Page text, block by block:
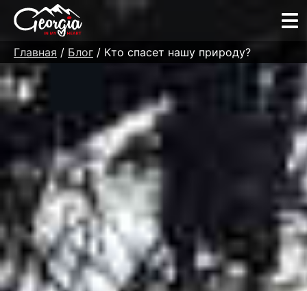
Главная / Блог / Кто спасет нашу природу?